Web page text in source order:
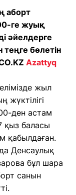
аборт
ге жуық
әйелдерге
бөлетін
Azattyq
жыл
ден астам
қыз баласы
қабылдаған.
Денсаулық
бұл шара
санын